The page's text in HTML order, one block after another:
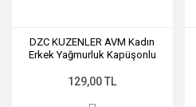
DZC KUZENLER AVM Kadın
Erkek Yağmurluk Kapüşonlu
RÜZGARLIK mor
129,00 TL